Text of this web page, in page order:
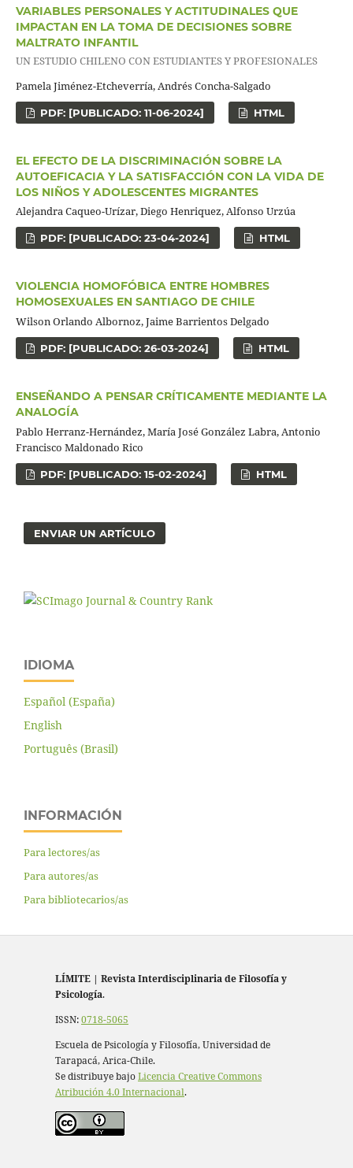
VARIABLES PERSONALES Y ACTITUDINALES QUE
IMPACTAN EN LA TOMA DE DECISIONES SOBRE
MALTRATO INFANTIL
UN ESTUDIO CHILENO CON ESTUDIANTES Y PROFESIONALES
Pamela Jiménez-Etcheverría, Andrés Concha-Salgado
PDF: [PUBLICADO: 11-06-2024] HTML
EL EFECTO DE LA DISCRIMINACIÓN SOBRE LA
AUTOEFICACIA Y LA SATISFACCIÓN CON LA VIDA DE
LOS NIÑOS Y ADOLESCENTES MIGRANTES
Alejandra Caqueo-Urízar, Diego Henriquez, Alfonso Urzúa
PDF: [PUBLICADO: 23-04-2024] HTML
VIOLENCIA HOMOFÓBICA ENTRE HOMBRES
HOMOSEXUALES EN SANTIAGO DE CHILE
Wilson Orlando Albornoz, Jaime Barrientos Delgado
PDF: [PUBLICADO: 26-03-2024] HTML
ENSEÑANDO A PENSAR CRÍTICAMENTE MEDIANTE LA
ANALOGÍA
Pablo Herranz-Hernández, María José González Labra, Antonio
Francisco Maldonado Rico
PDF: [PUBLICADO: 15-02-2024] HTML
ENVIAR UN ARTÍCULO
IDIOMA
Español (España)
English
Português (Brasil)
INFORMACIÓN
Para lectores/as
Para autores/as
Para bibliotecarios/as
LÍMITE | Revista Interdisciplinaria de Filosofía y
Psicología.
ISSN:0718-5065
Escuela de Psicología y Filosofía, Universidad de
Tarapacá, Arica-Chile.
Se distribuye bajoLicencia Creative Commons
Atribución 4.0 Internacional.